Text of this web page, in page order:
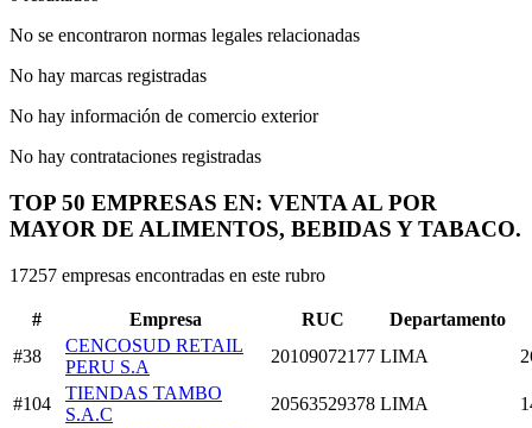
No se encontraron normas legales relacionadas
No hay marcas registradas
No hay información de comercio exterior
No hay contrataciones registradas
TOP 50 EMPRESAS EN: VENTA AL POR
MAYOR DE ALIMENTOS, BEBIDAS Y TABACO.
17257 empresas encontradas en este rubro
# Empresa RUC
Departamento
#38
CENCOSUD RETAIL
PERU S.A
20109072177 LIMA
#104
TIENDAS TAMBO
S.A.C
20563529378 LIMA